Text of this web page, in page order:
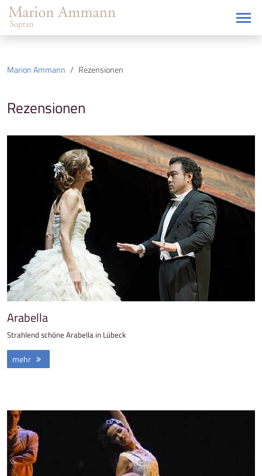
Marion Ammann Rezensionen
Rezensionen
Arabella
Strahlend schöne Arabella in Lübeck
mehr